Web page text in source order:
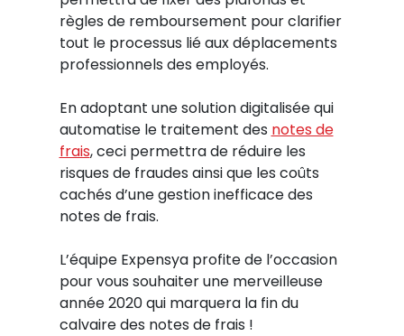
règles de remboursement pour clarifier
tout le processus lié aux déplacements
professionnels des employés.
En adoptant une solution digitalisée qui
automatise le traitement des notes de
frais, ceci permettra de réduire les
risques de fraudes ainsi que les coûts
cachés d’une gestion inefficace des
notes de frais.
L’équipe Expensya profite de l’occasion
pour vous souhaiter une merveilleuse
année 2020 qui marquera la fin du
calvaire des notes de frais !